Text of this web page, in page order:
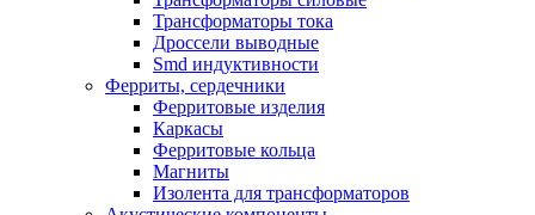
Трансформаторы тока
Дроссели выводные
Smd индуктивности
Ферриты, сердечники
Ферритовые изделия
Каркасы
Ферритовые кольца
Магниты
Изолента для трансформаторов